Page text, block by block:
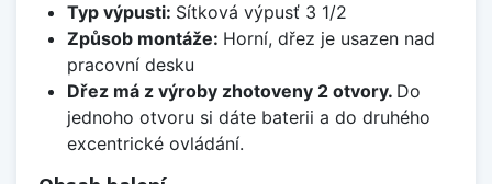
Typ výpusti: Sítková výpusť 3 1/2
Způsob montáže: Horní, dřez je usazen nad
pracovní desku
Dřez má z výroby zhotoveny 2 otvory. Do
jednoho otvoru si dáte baterii a do druhého
excentrické ovládání.